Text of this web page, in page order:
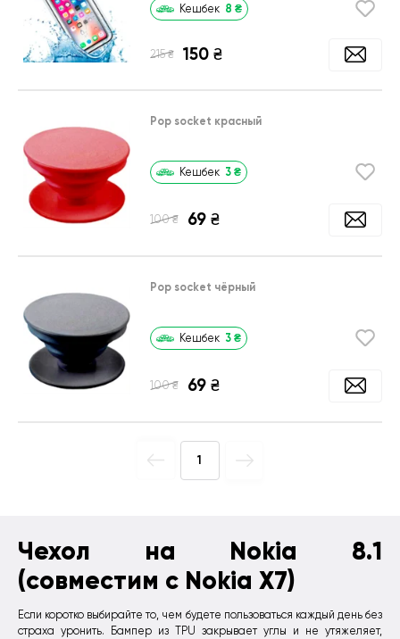
Чехол на Nokia 8.1
(совместим с Nokia X7)
Если коротко выбирайте то, чем будете пользоваться каждый день без
страха уронить. Бампер из TPU закрывает углы и не утяжеляет,
Кешбек 8 ₴
215 ₴ 150 ₴
Pop socket красный
Кешбек 3 ₴
100 ₴ 69 ₴
Pop socket чёрный
Кешбек 3 ₴
100 ₴ 69 ₴
1